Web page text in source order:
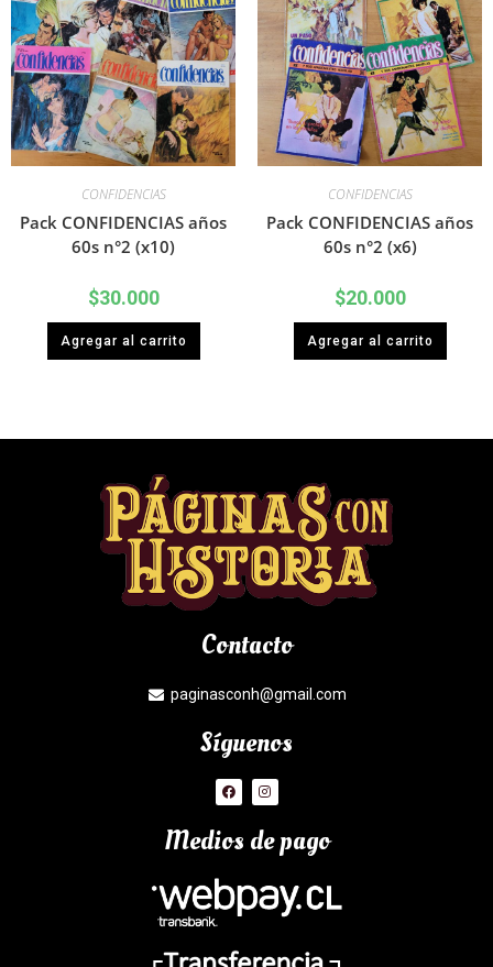
CONFIDENCIAS
Pack CONFIDENCIAS años
60s n°2 (x10)
$30.000
Agregar al carrito
CONFIDENCIAS
Pack CONFIDENCIAS años
60s n°2 (x6)
$20.000
Agregar al carrito
Contacto
paginasconh@gmail.com
Síguenos
Medios de pago